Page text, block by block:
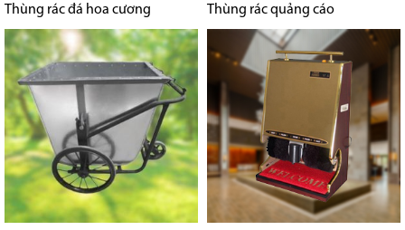
Thùng rác đá hoa cương Thùng rác quảng cáo